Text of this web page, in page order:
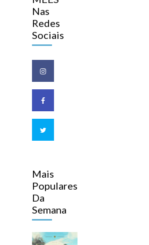
Nas
Redes
Sociais
Mais
Populares
Da
Semana